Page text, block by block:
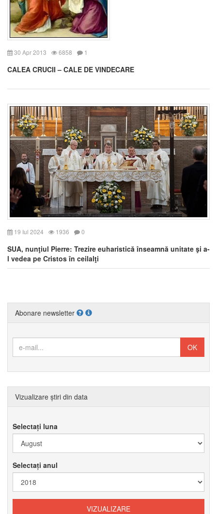
30 Apr 2013 6858 1
CALEA CRUCII – CALE DE VINDECARE
19 Iul 2024 1936 0
SUA, nunţiul Pierre: Trezire euharistică înseamnă unitate şi a-
l vedea pe Cristos în ceilalţi
Abonare newsletter
Vizualizare știri din data
Selectați luna
Selectați anul